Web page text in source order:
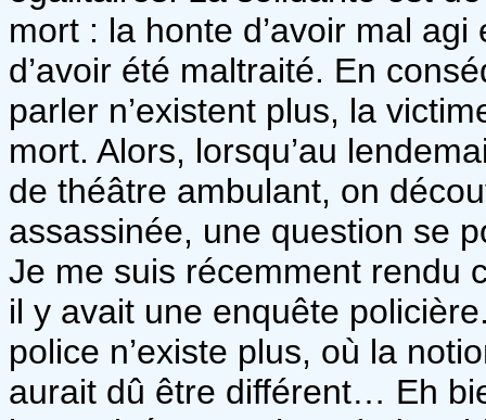
mort : la honte d’avoir mal
d’avoir été maltraité. En
parler n’existent plus, la
mort. Alors, lorsqu’au
de théâtre ambulant, on
assassinée, une question se
Je me suis récemment rendu
il y avait une enquête
police n’existe plus, où la
aurait dû être différent… Eh